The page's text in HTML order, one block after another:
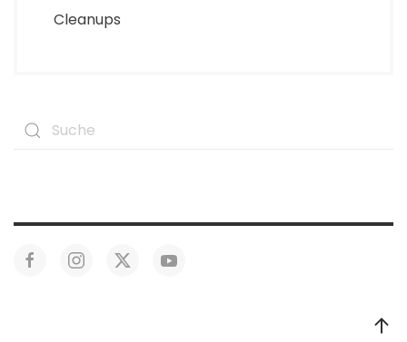
Cleanups